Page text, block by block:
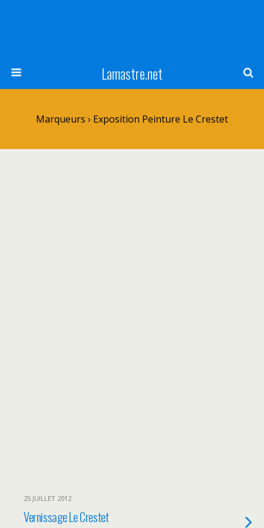
Lamastre.net
Marqueurs › Exposition Peinture Le Crestet
25 JUILLET 2012
Vernissage Le Crestet